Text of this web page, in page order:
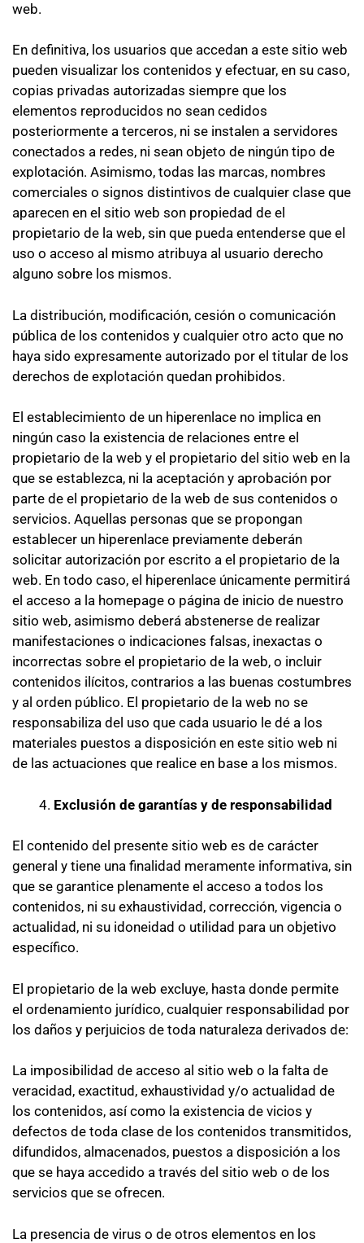
web.
En definitiva, los usuarios que accedan a este sitio web
pueden visualizar los contenidos y efectuar, en su caso,
copias privadas autorizadas siempre que los
elementos reproducidos no sean cedidos
posteriormente a terceros, ni se instalen a servidores
conectados a redes, ni sean objeto de ningún tipo de
explotación. Asimismo, todas las marcas, nombres
comerciales o signos distintivos de cualquier clase que
aparecen en el sitio web son propiedad de el
propietario de la web, sin que pueda entenderse que el
uso o acceso al mismo atribuya al usuario derecho
alguno sobre los mismos.
La distribución, modificación, cesión o comunicación
pública de los contenidos y cualquier otro acto que no
haya sido expresamente autorizado por el titular de los
derechos de explotación quedan prohibidos.
El establecimiento de un hiperenlace no implica en
ningún caso la existencia de relaciones entre el
propietario de la web y el propietario del sitio web en la
que se establezca, ni la aceptación y aprobación por
parte de el propietario de la web de sus contenidos o
servicios. Aquellas personas que se propongan
establecer un hiperenlace previamente deberán
solicitar autorización por escrito a el propietario de la
web. En todo caso, el hiperenlace únicamente permitirá
el acceso a la homepage o página de inicio de nuestro
sitio web, asimismo deberá abstenerse de realizar
manifestaciones o indicaciones falsas, inexactas o
incorrectas sobre el propietario de la web, o incluir
contenidos ilícitos, contrarios a las buenas costumbres
y al orden público. El propietario de la web no se
responsabiliza del uso que cada usuario le dé a los
materiales puestos a disposición en este sitio web ni
de las actuaciones que realice en base a los mismos.
Exclusión de garantías y de responsabilidad
El contenido del presente sitio web es de carácter
general y tiene una finalidad meramente informativa, sin
que se garantice plenamente el acceso a todos los
contenidos, ni su exhaustividad, corrección, vigencia o
actualidad, ni su idoneidad o utilidad para un objetivo
específico.
El propietario de la web excluye, hasta donde permite
el ordenamiento jurídico, cualquier responsabilidad por
los daños y perjuicios de toda naturaleza derivados de:
La imposibilidad de acceso al sitio web o la falta de
veracidad, exactitud, exhaustividad y/o actualidad de
los contenidos, así como la existencia de vicios y
defectos de toda clase de los contenidos transmitidos,
difundidos, almacenados, puestos a disposición a los
que se haya accedido a través del sitio web o de los
servicios que se ofrecen.
La presencia de virus o de otros elementos en los